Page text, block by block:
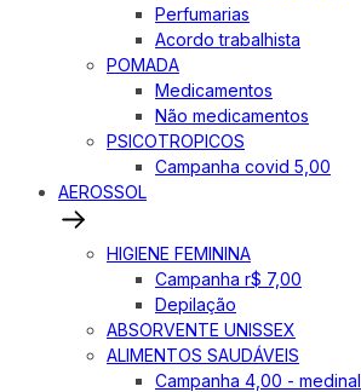
Perfumarias
Acordo trabalhista
POMADA
Medicamentos
Não medicamentos
PSICOTROPICOS
Campanha covid 5,00
AEROSSOL
HIGIENE FEMININA
Campanha r$ 7,00
Depilação
ABSORVENTE UNISSEX
ALIMENTOS SAUDÁVEIS
Campanha 4,00 - medinal